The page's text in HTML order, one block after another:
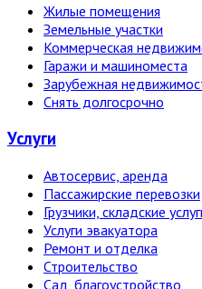
Жилые помещения
Земельные участки
Коммерческая
Гаражи и машиноместа
Зарубежная
Снять долгосрочно
Услуги
Автосервис, аренда
Пассажирские перевозки
Грузчики, складские
Услуги эвакуатора
Ремонт и отделка
Строительство
Сад, благоустройство